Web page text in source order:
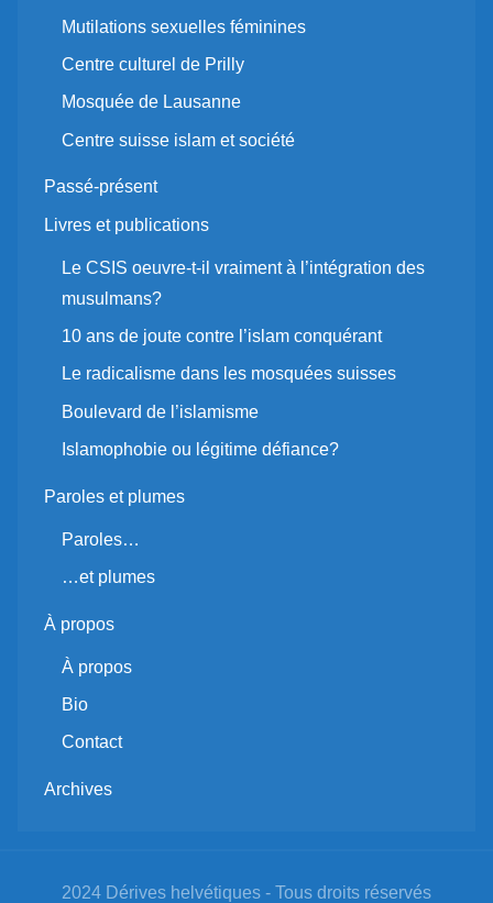
Mutilations sexuelles féminines
Centre culturel de Prilly
Mosquée de Lausanne
Centre suisse islam et société
Passé-présent
Livres et publications
Le CSIS oeuvre-t-il vraiment à l’intégration des
musulmans?
10 ans de joute contre l’islam conquérant
Le radicalisme dans les mosquées suisses
Boulevard de l’islamisme
Islamophobie ou légitime défiance?
Paroles et plumes
Paroles…
…et plumes
À propos
À propos
Bio
Contact
Archives
2024 Dérives helvétiques - Tous droits réservés